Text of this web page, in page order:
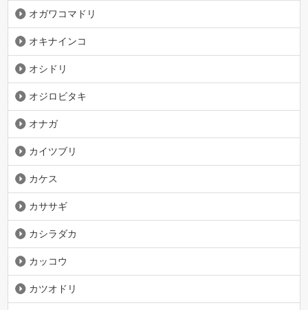
オガワコマドリ
オキナインコ
オシドリ
オジロビタキ
オナガ
カイツブリ
カケス
カササギ
カシラダカ
カッコウ
カツオドリ